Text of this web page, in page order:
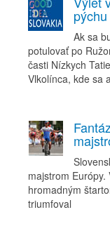
Ak sa
potulovať po
časti Nízkych
Vlkolínca, kde sa
majstrom
hromadným
triumfoval